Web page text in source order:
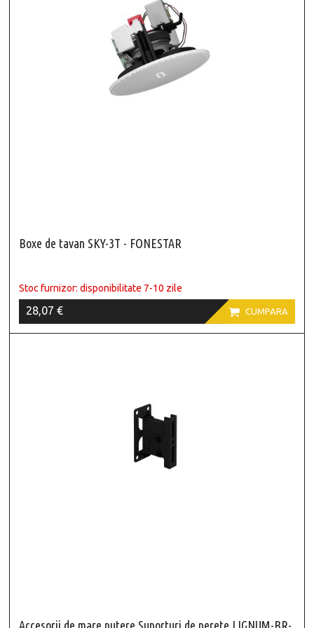
Boxe de tavan SKY-3T - FONESTAR
Stoc furnizor: disponibilitate 7-10 zile
 CUMPARA
28,07 €